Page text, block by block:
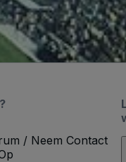
/ Neem Contact